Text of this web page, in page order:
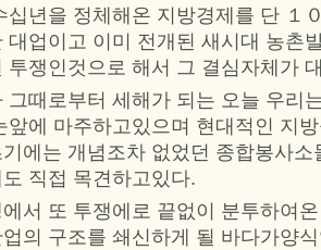
십년을 정체해온 지방경제를 단 １
대업이고 이미 전개된 새시대 농촌
투쟁인것으로 해서 그 결심자체가
그때로부터 세해가 되는 오늘 우리
앞에 마주하고있으며 현대적인 지
기에는 개념조차 없었던 종합봉사
직접 목견하고있다.
에서 또 투쟁에로 끝없이 분투하여
업의 구조를 쇄신하게 될 바다가양